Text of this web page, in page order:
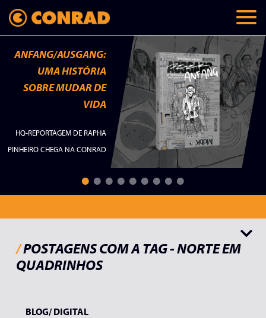
ANFANG/AUSGANG:
UMA HISTÓRIA
SOBRE MUDAR DE
VIDA
HQ-REPORTAGEM DE RAPHA
PINHEIRO CHEGA NA CONRAD
/POSTAGENS COM A TAG - NORTE EM
QUADRINHOS
BLOG/DIGITAL